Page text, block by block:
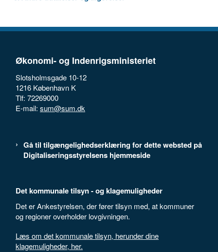
Økonomi- og Indenrigsministeriet
Slotsholmsgade 10-12
1216 København K
Tlf: 72269000
E-mail: sum@sum.dk
Gå til tilgængelighedserklæring for dette websted på
Digitaliseringsstyrelsens hjemmeside
Det kommunale tilsyn - og klagemuligheder
Det er Ankestyrelsen, der fører tilsyn med, at kommuner
og regioner overholder lovgivningen.
Læs om det kommunale tilsyn, herunder dine
klagemuligheder, her.